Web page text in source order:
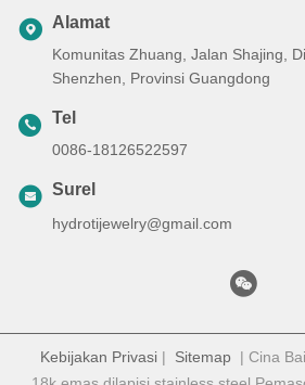
Alamat
Komunitas Zhuang, Jalan Shajing,
Shenzhen, Provinsi Guangdong
Tel
0086-18126522597
Surel
hydrotijewelry@gmail.com
Kebijakan Privasi | Sitemap | Cina